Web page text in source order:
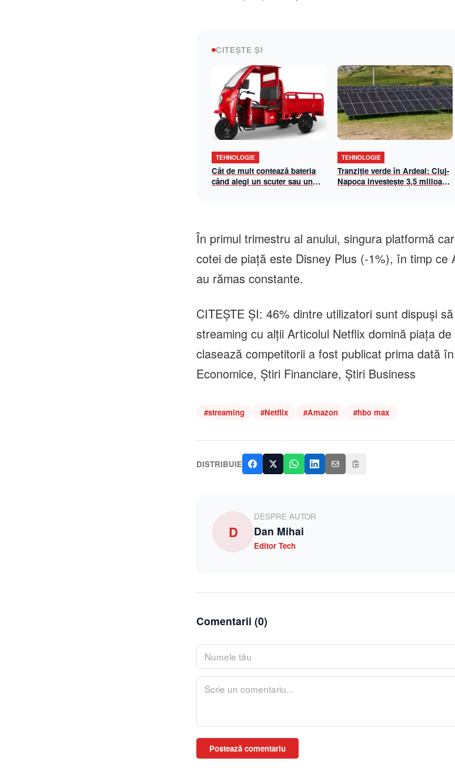
CITEȘTE ȘI
TEHNOLOGIE
Cât de mult contează bateria
când alegi un scuter sau un
TEHNOLOGIE
Tranziție verde în Ardeal: Cluj-
Napoca investește 3,5 milioane
În primul trimestru al anului, singura platformă
cotei de piață este Disney Plus (-1%), în timp ce
au rămas constante.
CITEȘTE ȘI: 46% dintre utilizatori sunt dispuși
streaming cu alții Articolul Netflix domină piața
clasează competitorii a fost publicat prima dată
Economice, Știri Financiare, Știri Business
#streaming #Netflix #Amazon #hbo max
DISTRIBUIE
D
DESPRE AUTOR
Dan Mihai
Editor Tech
Comentarii (0)
Postează comentariu